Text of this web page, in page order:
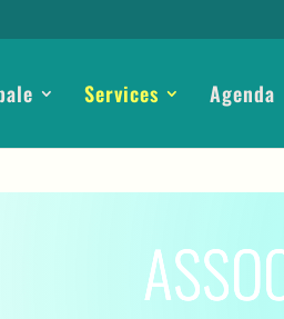
Services Agenda